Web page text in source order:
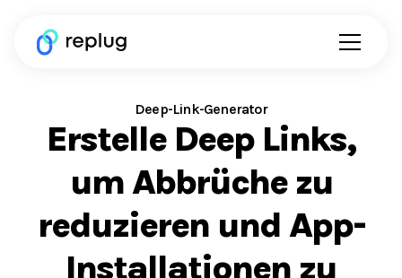
Deep-Link-Generator
Erstelle Deep Links,
um Abbrüche zu
reduzieren und App-
Installationen zu